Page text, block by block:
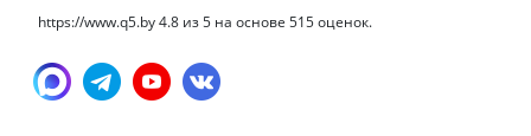
https://www.q5.by4.8 из5 на основе 515оценок.